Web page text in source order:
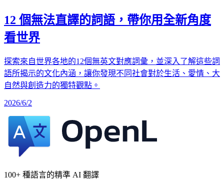
12 個無法直譯的詞語，帶你用全新角度
看世界
探索來自世界各地的12個無英文對應詞彙，並深入了解這些詞
語所揭示的文化內涵，讓你發現不同社會對於生活、愛情、大
自然與創造力的獨特觀點。
2026/6/2
100+ 種語言的精準 AI 翻譯